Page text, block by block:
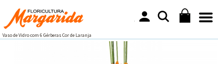
Vaso de Vidro com 6 Gérberas Cor de Laranja